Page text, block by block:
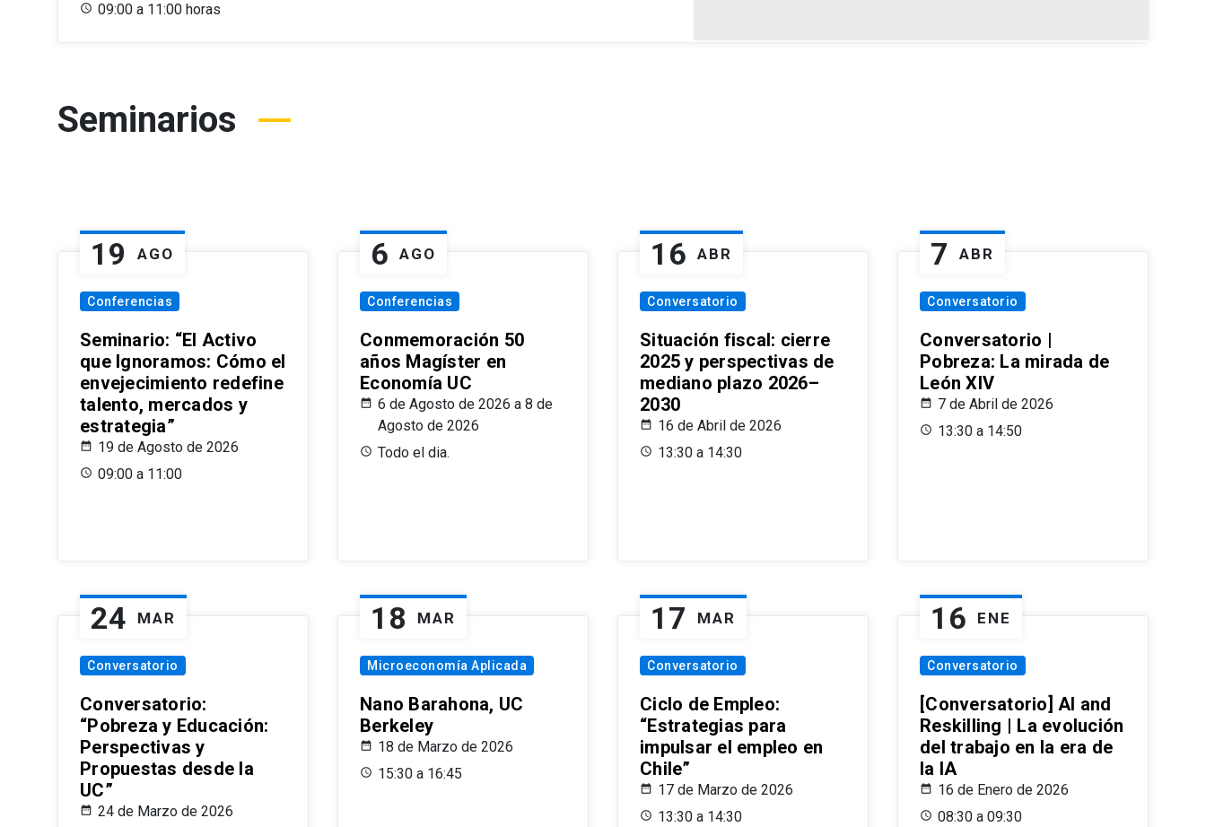
09:00 a 11:00 horas
Seminarios
19 AGO
Conferencias
Seminario: “El Activo
que Ignoramos: Cómo el
envejecimiento redefine
talento, mercados y
estrategia”
19 de Agosto de 2026
09:00 a 11:00
6 AGO
Conferencias
Conmemoración 50
años Magíster en
Economía UC
6 de Agosto de 2026 a 8 de
Agosto de 2026
Todo el dia.
16 ABR
Conversatorio
Situación fiscal: cierre
2025 y perspectivas de
mediano plazo 2026–
2030
16 de Abril de 2026
13:30 a 14:30
7 ABR
Conversatorio
Conversatorio |
Pobreza: La mirada de
León XIV
7 de Abril de 2026
13:30 a 14:50
24 MAR
Conversatorio
Conversatorio:
“Pobreza y Educación:
Perspectivas y
Propuestas desde la
UC”
24 de Marzo de 2026
18 MAR
Microeconomía Aplicada
Nano Barahona, UC
Berkeley
18 de Marzo de 2026
15:30 a 16:45
17 MAR
Conversatorio
Ciclo de Empleo:
“Estrategias para
impulsar el empleo en
Chile”
17 de Marzo de 2026
13:30 a 14:30
16 ENE
Conversatorio
[Conversatorio] AI and
Reskilling | La evolución
del trabajo en la era de
la IA
16 de Enero de 2026
08:30 a 09:30